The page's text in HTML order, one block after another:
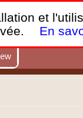
,
portables et PC.
et
En